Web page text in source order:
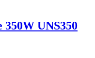
UNS350